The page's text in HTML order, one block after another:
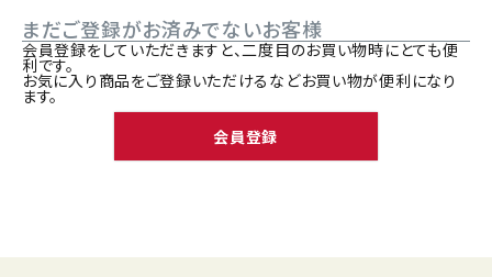
まだご登録がお済みでないお客様
会員登録をしていただきますと、二度目のお買い物時にとても便
利です。
お気に入り商品をご登録いただけるなどお買い物が便利になり
ます。
会員登録